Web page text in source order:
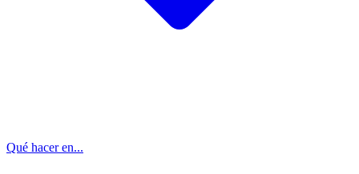
Qué hacer en...